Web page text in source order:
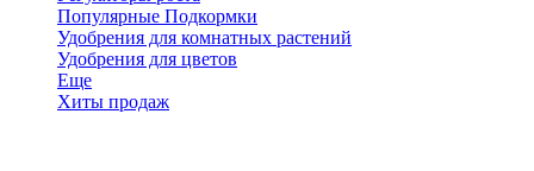
Популярные Подкормки
Удобрения для комнатных растений
Удобрения для цветов
Еще
Хиты продаж